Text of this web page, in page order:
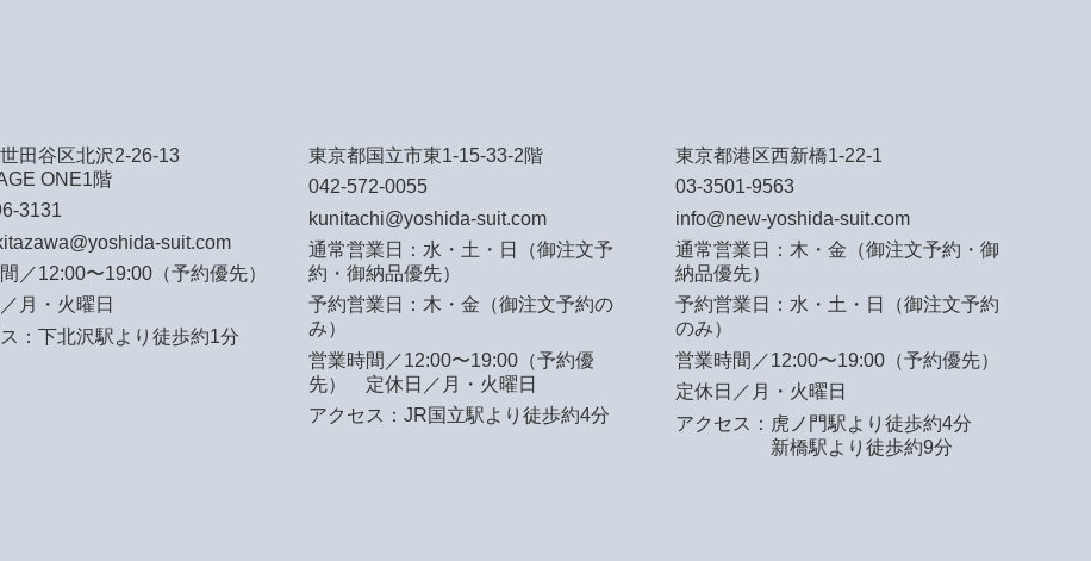
田谷区北沢2-26-13
ONE1階
3131
suit.com
／12:00〜19:00（予約優先）
月・火曜日
：下北沢駅より徒歩約1分
東京都国立市東1-15-33-2階
042-572-0055
kunitachi@yoshida-suit.com
通常営業日：水・土・日（御注文予
約・御納品優先）
予約営業日：木・金（御注文予約の
み）
営業時間／12:00〜19:00（予約優
先） 定休日／月・火曜日
アクセス：JR国立駅より徒歩約4分
東京都港区西新橋1-22-1
03-3501-9563
info@new-yoshida-suit.com
通常営業日：木・金（御注文予約・御
納品優先）
予約営業日：水・土・日（御注文予約
のみ）
営業時間／12:00〜19:00（予約優先）
定休日／月・火曜日
アクセス： 虎ノ門駅より徒歩約4分
新橋駅より徒歩約9分